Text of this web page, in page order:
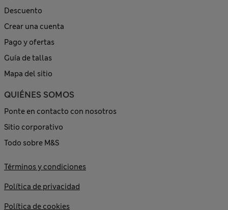
Descuento
Crear una cuenta
Pago y ofertas
Guía de tallas
Mapa del sitio
QUIÉNES SOMOS
Ponte en contacto con nosotros
Sitio corporativo
Todo sobre M&S
Términos y condiciones
Política de privacidad
Política de cookies